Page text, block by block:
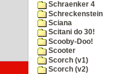
Schraenker 4
Schreckenstein
Sciana
Scitani do 30!
Scooby-Doo!
Scooter
Scorch (v1)
Scorch (v2)